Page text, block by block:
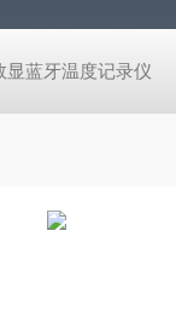
显蓝牙温度记录仪